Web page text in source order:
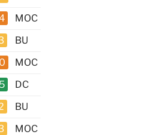
MOC
BU
MOC
DC
BU
MOC